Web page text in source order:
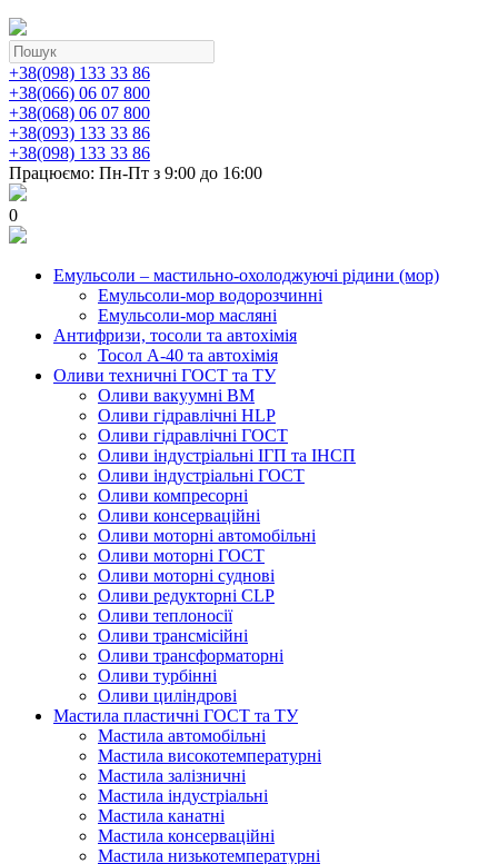
+38(098) 133 33 86
+38(066) 06 07 800
+38(068) 06 07 800
+38(093) 133 33 86
+38(098) 133 33 86
Працюємо: Пн-Пт з 9:00 до 16:00
0
Емульсоли – мастильно-охолоджуючі рідини (мор)
Емульсоли-мор водорозчинні
Емульсоли-мор масляні
Антифризи, тосоли та автохімія
Тосол А-40 та автохімія
Оливи техничні ГОСТ та ТУ
Оливи вакуумні ВМ
Оливи гідравлічні HLP
Оливи гідравлічні ГОСТ
Оливи індустріальні ІГП та ІНСП
Оливи індустріальні ГОСТ
Оливи компресорні
Оливи консерваційні
Оливи моторні автомобільні
Оливи моторні ГОСТ
Оливи моторні суднові
Оливи редукторні CLP
Оливи теплоносії
Оливи трансмісійні
Оливи трансформаторні
Оливи турбінні
Оливи циліндрові
Мастила пластичні ГОСТ та ТУ
Мастила автомобільні
Мастила високотемпературні
Мастила залізничні
Мастила індустріальні
Мастила канатні
Мастила консерваційні
Мастила низькотемпературні